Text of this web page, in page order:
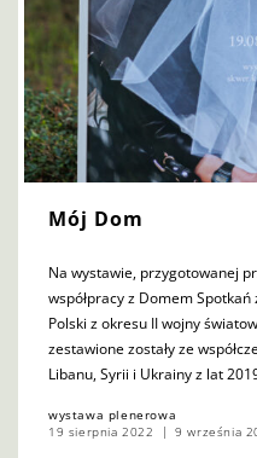
Mój Dom
Na wystawie, przygotowanej
współpracy z Domem
Polski z okresu II wojny
zestawione zostały ze
Libanu, Syrii i Ukrainy z lat
wystawa plenerowa
19 sierpnia 2022
9 września